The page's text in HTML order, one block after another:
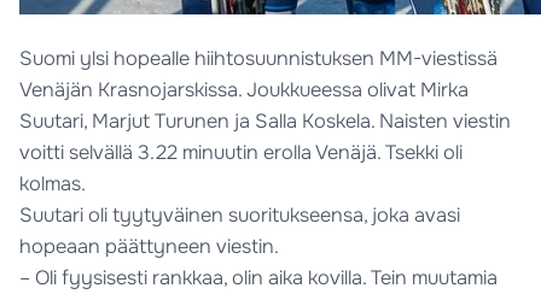
Suomi ylsi hopealle hiihtosuunnistuksen MM-viestissä
Venäjän Krasnojarskissa. Joukkueessa olivat Mirka
Suutari, Marjut Turunen ja Salla Koskela. Naisten viestin
voitti selvällä 3.22 minuutin erolla Venäjä. Tsekki oli
kolmas.
Suutari oli tyytyväinen suoritukseensa, joka avasi
hopeaan päättyneen viestin.
– Oli fyysisesti rankkaa, olin aika kovilla. Tein muutamia